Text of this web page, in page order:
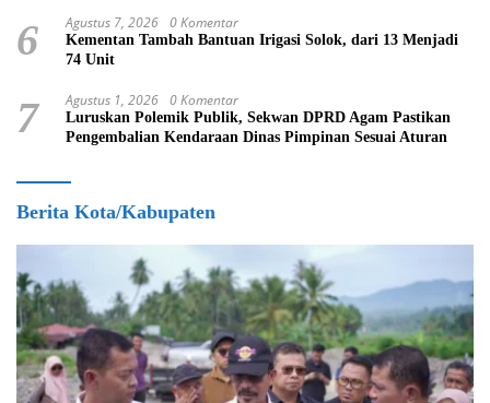
6 Agustus 7, 2026 0 Komentar
Kementan Tambah Bantuan Irigasi Solok, dari 13 Menjadi
74 Unit
7 Agustus 1, 2026 0 Komentar
Luruskan Polemik Publik, Sekwan DPRD Agam Pastikan
Pengembalian Kendaraan Dinas Pimpinan Sesuai Aturan
Berita Kota/Kabupaten